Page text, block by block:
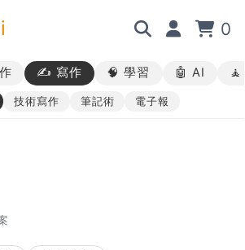
0
職場
✍️ 寫作 🧠 學習 🤖 AI
技術寫作 筆記術 電子報